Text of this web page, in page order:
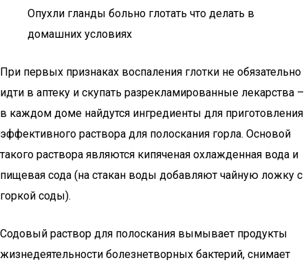
Опухли гланды больно глотать что делать в
домашних условиях
При первых признаках воспаления глотки не обязательно
идти в аптеку и скупать разрекламированные лекарства –
в каждом доме найдутся ингредиенты для приготовления
эффективного раствора для полоскания горла. Основой
такого раствора являются кипяченая охлажденная вода и
пищевая сода (на стакан воды добавляют чайную ложку с
горкой соды).
Содовый раствор для полоскания вымывает продукты
жизнедеятельности болезнетворных бактерий, снимает